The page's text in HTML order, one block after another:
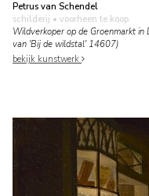
Petrus van Schendel
schilderij • voorheen te koop
Wildverkoper op de Groenmarkt in
van 'Bij de wildstal' 14607)
bekijk kunstwerk